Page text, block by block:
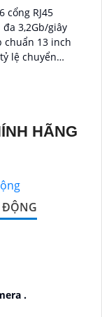
cổng RJ45
3,2Gb/giây
lệ chuyển
HÃNG
ĐỘNG
.